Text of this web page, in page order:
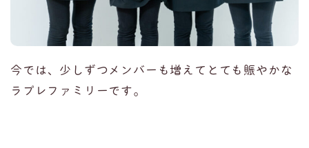
今では、少しずつメンバーも増えてとても賑やかな
ラプレファミリーです。